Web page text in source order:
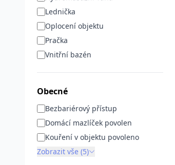
Lednička
Oplocení objektu
Pračka
Vnitřní bazén
Obecné
Bezbariérový přístup
Domácí mazlíček povolen
Kouření v objektu povoleno
Zobrazit vše (5)